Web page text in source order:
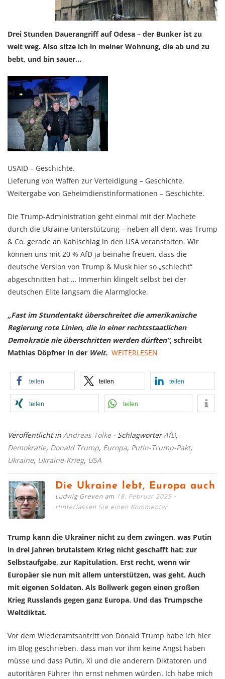
Drei Stunden Dauerangriff auf Odesa – der Bunker ist zu
weit weg. Also sitze ich in meiner Wohnung, die ab und zu
bebt, und bin sauer…
USAID – Geschichte.
Lieferung von Waffen zur Verteidigung – Geschichte.
Weitergabe von Geheimdienstinformationen – Geschichte.
Die Trump-Administration geht einmal mit der Machete
durch die Ukraine-Unterstützung – neben all dem, was Trump
& Co. gerade an Kahlschlag in den USA veranstalten. Wir
können uns mit 20 % AfD ja beinahe freuen, dass die
deutsche Version von Trump & Musk hier so „schlecht“
abgeschnitten hat … Immerhin klingelt selbst bei der
deutschen Elite langsam die Alarmglocke.
„Fast im Stundentakt überschreitet die amerikanische
Regierung rote Linien, die in einer rechtsstaatlichen
Demokratie nie überschritten werden dürften“, schreibt
Mathias Döpfner in der Welt. WEITERLESEN
teilen teilen teilen
teilen teilen
Veröffentlicht in Andreas Tölke - SchlagwörterAfD,
Demokratie, Donald Trump, Europa, Putin-Trump-Pakt,
Ukraine, Ukraine-Krieg, USA
Die Ukraine lebt, Europa auch
Ludwig Greven am 18. Februar 2025
Hinterlassen Sie einen Kommentar
Trump kann die Ukrainer nicht zu dem zwingen, was Putin
in drei Jahren brutalstem Krieg nicht geschafft hat: zur
Selbstaufgabe, zur Kapitulation. Erst recht, wenn wir
Europäer sie nun mit allem unterstützen, was geht. Auch
mit eigenen Soldaten. Als Bollwerk gegen einen großen
Krieg Russlands gegen ganz Europa. Und das Trumpsche
Weltdiktat.
Vor dem Wiederamtsantritt von Donald Trump habe ich hier
im Blog geschrieben, dass man vor ihm keine Angst haben
müsse und dass Putin, Xi und die anderern Diktatoren und
autoritären Führer ihn ernst nehmen würden. Ich habe mich